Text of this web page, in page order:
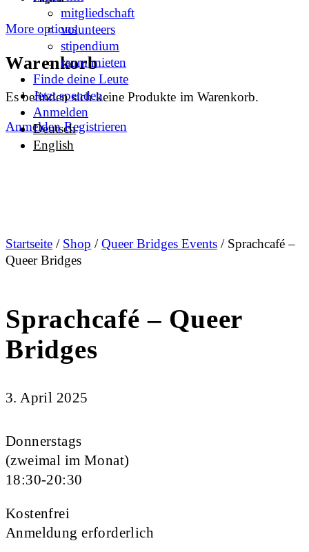
More options
Warenkorb
Es befinden sich keine Produkte im Warenkorb.
Anmelden Registrieren
mitgliedschaft
volunteers
stipendium
raum mieten
Finde deine Leute
Jetzt spenden
Anmelden
Deutsch
English
Startseite / Shop /Queer Bridges Events/ Sprachcafé –
Queer Bridges
Sprachcafé – Queer
Bridges
3. April 2025
Donnerstags
(zweimal im Monat)
18:30-20:30
Kostenfrei
Anmeldung erforderlich